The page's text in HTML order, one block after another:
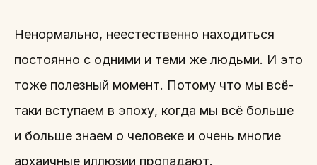
Ненормально, неестественно находиться
постоянно с одними и теми же людьми. И это
тоже полезный момент. Потому что мы всё-
таки вступаем в эпоху, когда мы всё больше
и больше знаем о человеке и очень многие
архаичные иллюзии пропадают.